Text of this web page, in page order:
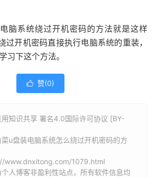
脑系统绕过开机密码的方法就是这样
过开机密码直接执行电脑系统的重装，
习下这个方法。
 赞(0)
知识共享 署名4.0国际许可协议 [BY-
u盘装电脑系统怎么绕过开机密码的方
www.dnxitong.com/1079.html
人博客非盈利性站点，所有软件信息均